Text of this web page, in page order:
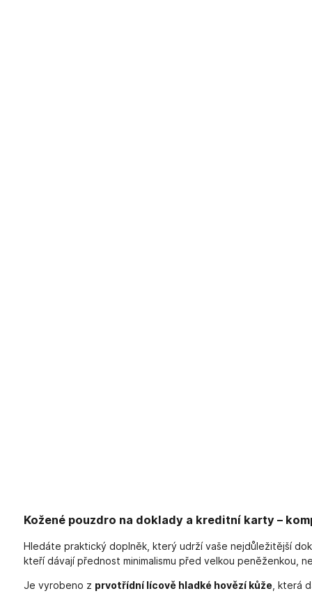
Kožené pouzdro na doklady a kreditní karty –
Hledáte praktický doplněk, který udrží vaše nejdůležitější
kteří dávají přednost minimalismu před velkou peněženkou,
Je vyrobeno z prvotřídní lícově hladké hovězí kůže, která